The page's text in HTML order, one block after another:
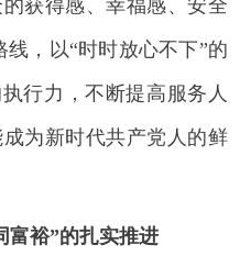
获得感、幸福感、安全
，以“时时放心不下”的
行力，不断提高服务人
为新时代共产党人的鲜
富裕”的扎实推进